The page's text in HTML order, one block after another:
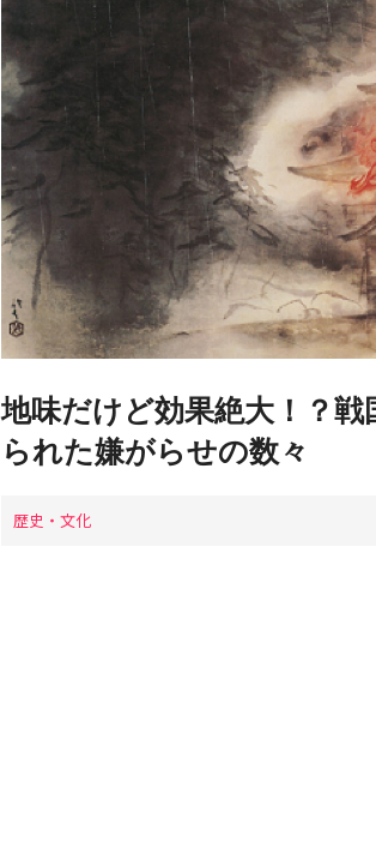
地味だけど効果絶大！？
られた嫌がらせの数々
歴史・文化